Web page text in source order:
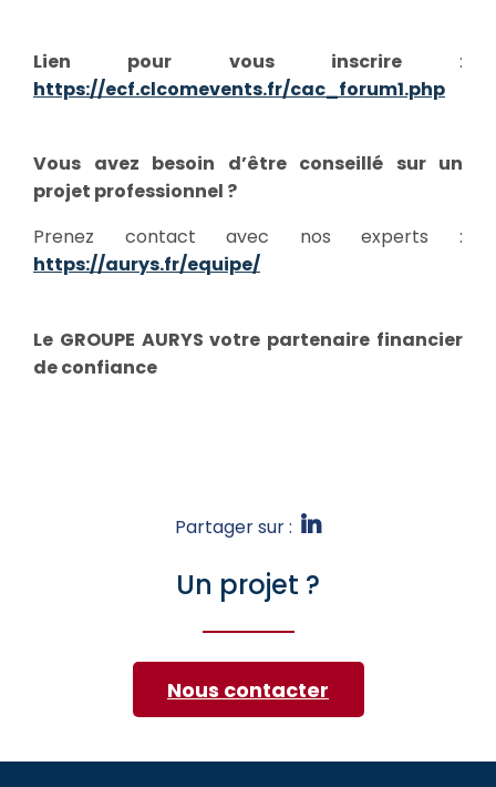
Lien pour vous inscrire:
https://ecf.clcomevents.fr/cac_forum1.php
Vous avez besoin d’être conseillé sur un
projet professionnel ?
Prenez contact avec nos experts :
https://aurys.fr/equipe/
Le GROUPE AURYS votre partenaire financier
de confiance
Partager sur :
Un projet ?
Nous contacter